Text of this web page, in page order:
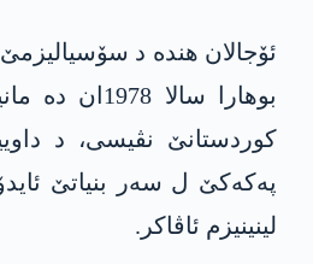
ئۆجالان هنده‌ د
بوهارا سالا
کوردستانێ نڤیسی، د
پەکەکێ ل سەر بنیاتێ
لینینیزم ئاڤاکر.